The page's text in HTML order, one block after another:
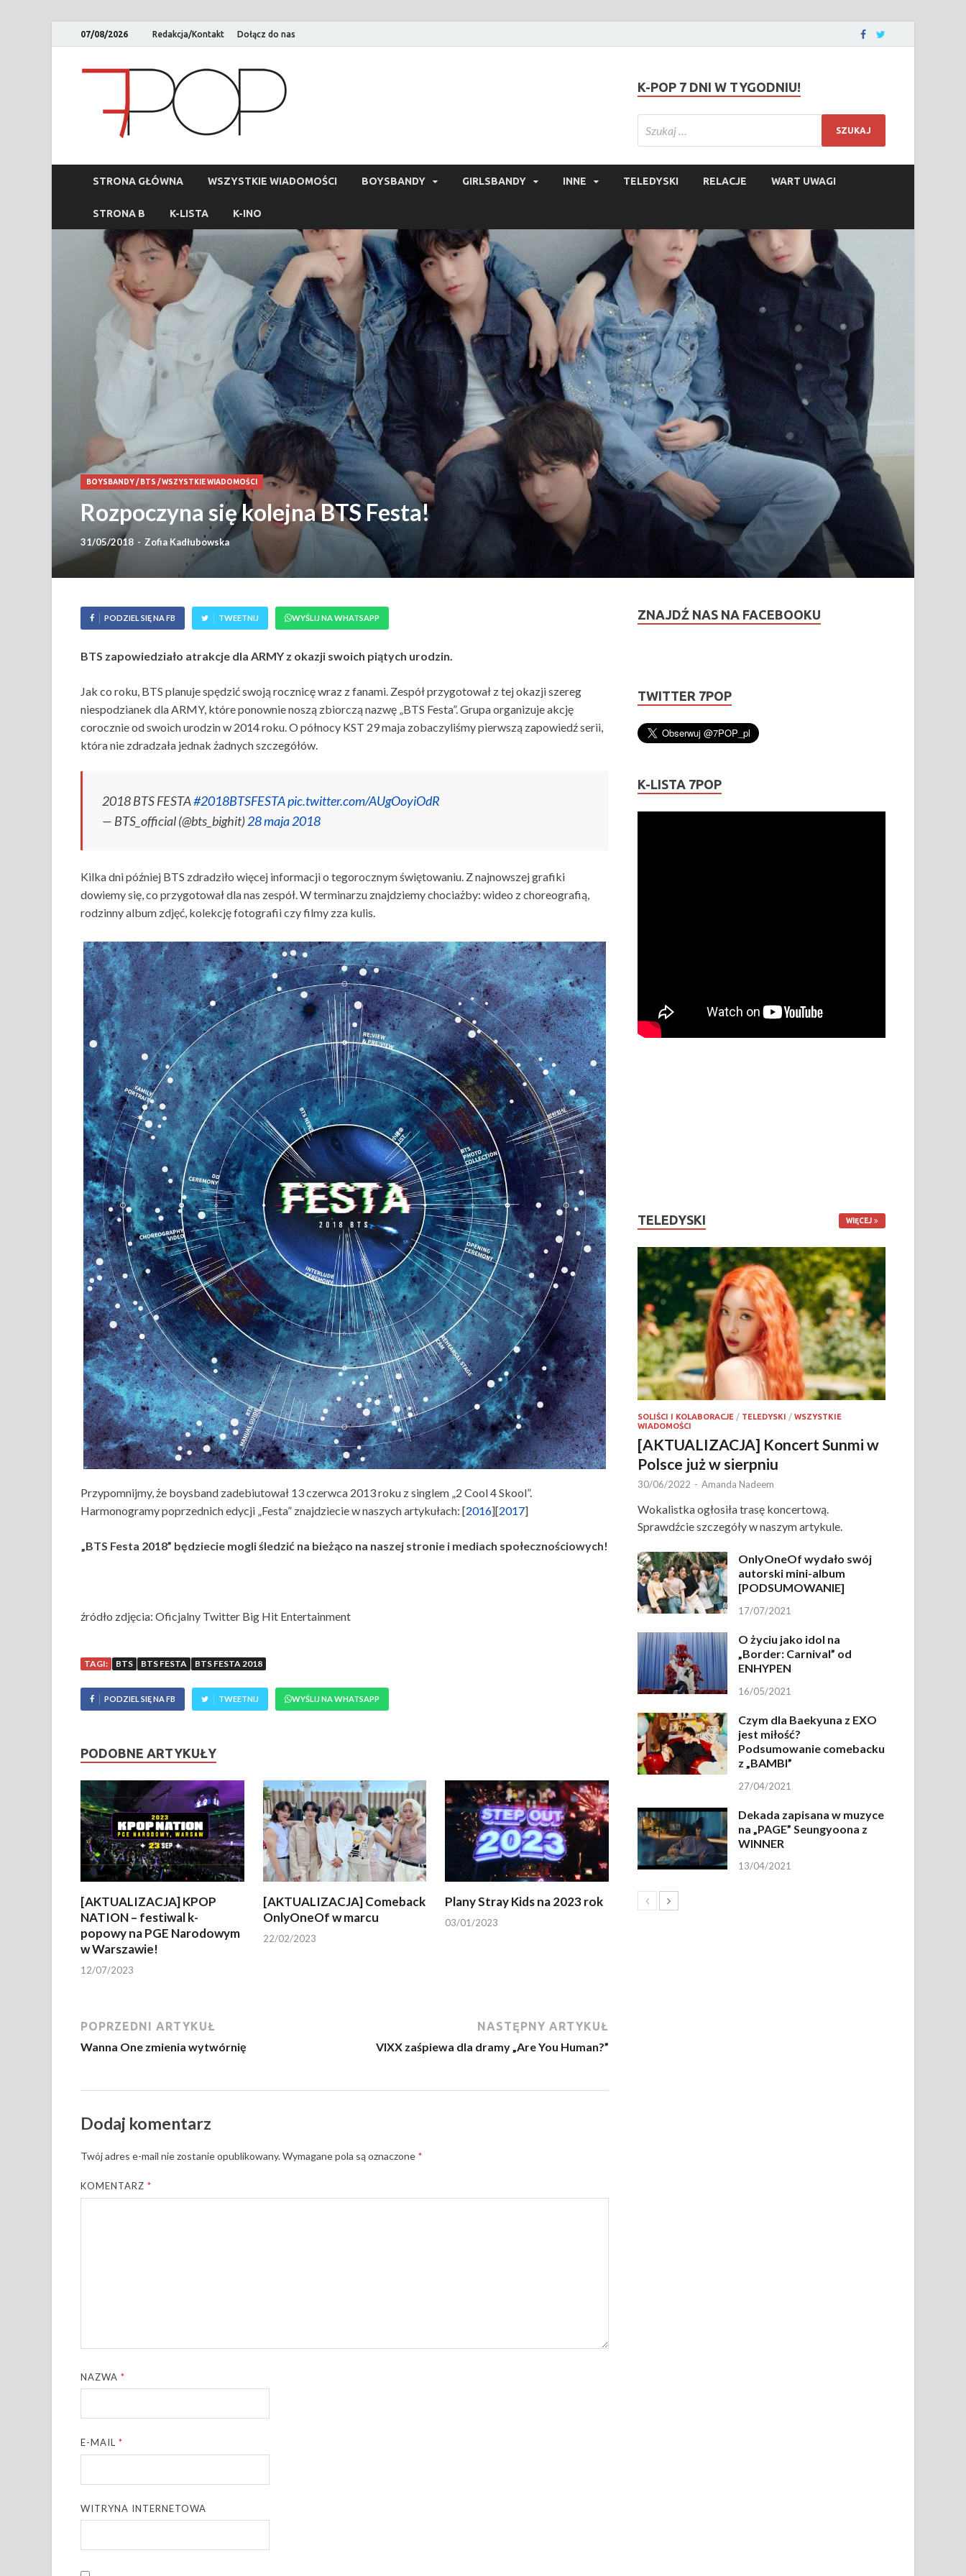
07/08/2026 Redakcja/Kontakt Dołącz do nas
K-POP 7 DNI W TYGODNIU!
STRONA GŁÓWNA WSZYSTKIE WIADOMOŚCI BOYSBANDY GIRLSBANDY INNE TELEDYSKI RELACJE WART UWAGI
STRONA B K-LISTA K-INO
BOYSBANDY/ BTS /WSZYSTKIE WIADOMOŚCI
Rozpoczyna się kolejna BTS Festa!
31/05/2018 - Zofia Kadłubowska
PODZIEL SIĘ NA FB TWEETNIJ WYŚLIJ NA WHATSAPP
BTS zapowiedziało atrakcje dla ARMY z okazji swoich piątych urodzin.
Jak co roku, BTS planuje spędzić swoją rocznicę wraz z fanami. Zespół przygotował z tej okazji szereg
niespodzianek dla ARMY, które ponownie noszą zbiorczą nazwę „BTS Festa”. Grupa organizuje akcję
corocznie od swoich urodzin w 2014 roku. O północy KST 29 maja zobaczyliśmy pierwszą zapowiedź serii,
która nie zdradzała jednak żadnych szczegółów.
2018 BTS FESTA#2018BTSFESTApic.twitter.com/AUgOoyiOdR
— BTS_official (@bts_bighit)28 maja 2018
Kilka dni później BTS zdradziło więcej informacji o tegorocznym świętowaniu. Z najnowszej grafiki
dowiemy się, co przygotował dla nas zespół. W terminarzu znajdziemy chociażby: wideo z choreografią,
rodzinny album zdjęć, kolekcję fotografii czy filmy zza kulis.
Przypomnijmy, że boysband zadebiutował 13 czerwca 2013 roku z singlem „2 Cool 4 Skool”.
Harmonogramy poprzednich edycji „Festa” znajdziecie w naszych artykułach: [2016][2017]
„BTS Festa 2018” będziecie mogli śledzić na bieżąco na naszej stronie i mediach społecznościowych!
źródło zdjęcia: Oficjalny Twitter Big Hit Entertainment
TAGI: BTS BTS FESTA BTS FESTA 2018
PODZIEL SIĘ NA FB TWEETNIJ WYŚLIJ NA WHATSAPP
PODOBNE ARTYKUŁY
[AKTUALIZACJA] KPOP
NATION – festiwal k-
popowy na PGE Narodowym
w Warszawie!
12/07/2023
[AKTUALIZACJA] Comeback
OnlyOneOf w marcu
22/02/2023
Plany Stray Kids na 2023 rok
03/01/2023
POPRZEDNI ARTYKUŁ
Wanna One zmienia wytwórnię
NASTĘPNY ARTYKUŁ
VIXX zaśpiewa dla dramy „Are You Human?”
Dodaj komentarz
Twój adres e-mail nie zostanie opublikowany.Wymagane pola są oznaczone *
KOMENTARZ*
NAZWA*
E-MAIL*
WITRYNA INTERNETOWA
ZNAJDŹ NAS NA FACEBOOKU
TWITTER 7POP
K-LISTA 7POP
TELEDYSKI WIĘCEJ
SOLIŚCI I KOLABORACJE / TELEDYSKI /WSZYSTKIE
WIADOMOŚCI
[AKTUALIZACJA] Koncert Sunmi w
Polsce już w sierpniu
30/06/2022 - Amanda Nadeem
Wokalistka ogłosiła trasę koncertową.
Sprawdźcie szczegóły w naszym artykule.
OnlyOneOf wydało swój
autorski mini-album
[PODSUMOWANIE]
17/07/2021
O życiu jako idol na
„Border: Carnival” od
ENHYPEN
16/05/2021
Czym dla Baekyuna z EXO
jest miłość?
Podsumowanie comebacku
z „BAMBI”
27/04/2021
Dekada zapisana w muzyce
na „PAGE” Seungyoona z
WINNER
13/04/2021